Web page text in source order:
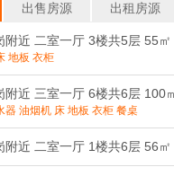
出售房源 出租房源
附近 二室一厅 3楼共5层 55㎡
地板 衣柜
附近 三室一厅 6楼共6层 100
器 油烟机 床 地板 衣柜 餐桌
附近 二室一厅 1楼共6层 56